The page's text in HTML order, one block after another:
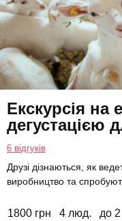
Екскурсія на
дегустацією
6 відгуків
Друзі дізнаються, як
виробництво та
1800 грн 4 люд. до 2